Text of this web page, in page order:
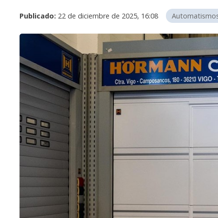
Publicado: 22 de diciembre de 2025, 16:08